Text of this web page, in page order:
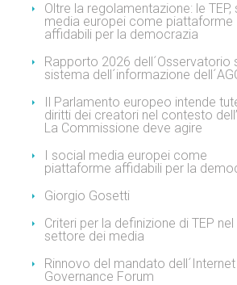
Oltre la regolamentazione: le TEP,
media europei come piattaforme
affidabili per la democrazia
Rapporto 2026 dell´Osservatorio
sistema dell´informazione
Il Parlamento europeo intende
diritti dei creatori nel contesto
La Commissione deve agire
I social media europei come
piattaforme affidabili per la
Giorgio Gosetti
Criteri per la definizione di TEP nel
settore dei media
Rinnovo del mandato dell´Internet
Governance Forum